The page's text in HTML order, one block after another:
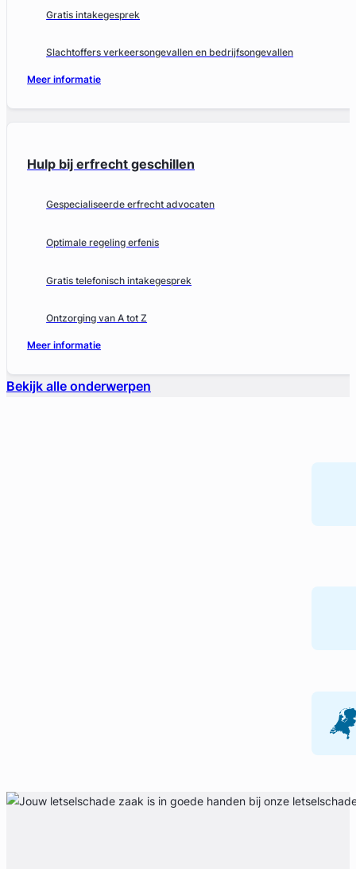
Gratis intakegesprek
Slachtoffers verkeersongevallen en bedrijfsongevallen
Meer informatie
Hulp bij erfrecht geschillen
Gespecialiseerde erfrecht advocaten
Optimale regeling erfenis
Gratis telefonisch intakegesprek
Ontzorging van A tot Z
Meer informatie
Bekijk alle onderwerpen